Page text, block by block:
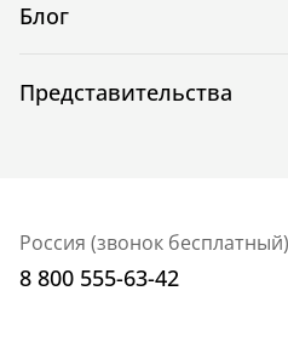
Блог
Представительства
Россия (звонок бесплатный)
8 800 555-63-42